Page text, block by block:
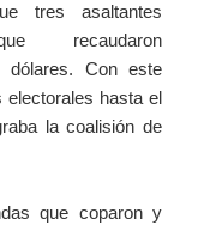
tres asaltantes
recaudaron
dólares. Con este
electorales hasta el
la coalisión de
que coparon y